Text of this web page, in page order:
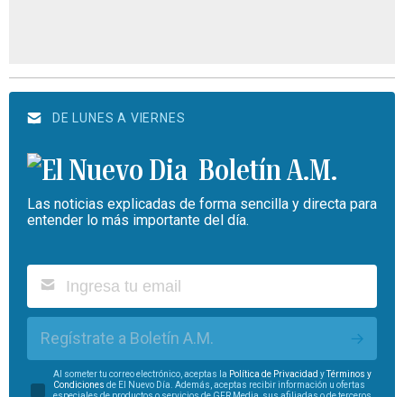
DE LUNES A VIERNES
Boletín A.M.
Las noticias explicadas de forma sencilla y directa para
entender lo más importante del día.
Regístrate a Boletín A.M.
Al someter tu correo electrónico, aceptas la Política de Privacidad yTérminos y
Condiciones de El Nuevo Día. Además, aceptas recibir información u ofertas